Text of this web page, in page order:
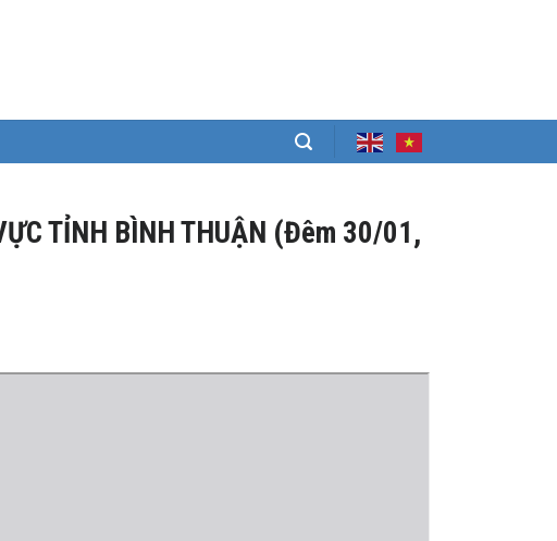
TỈNH BÌNH THUẬN (Đêm 30/01,